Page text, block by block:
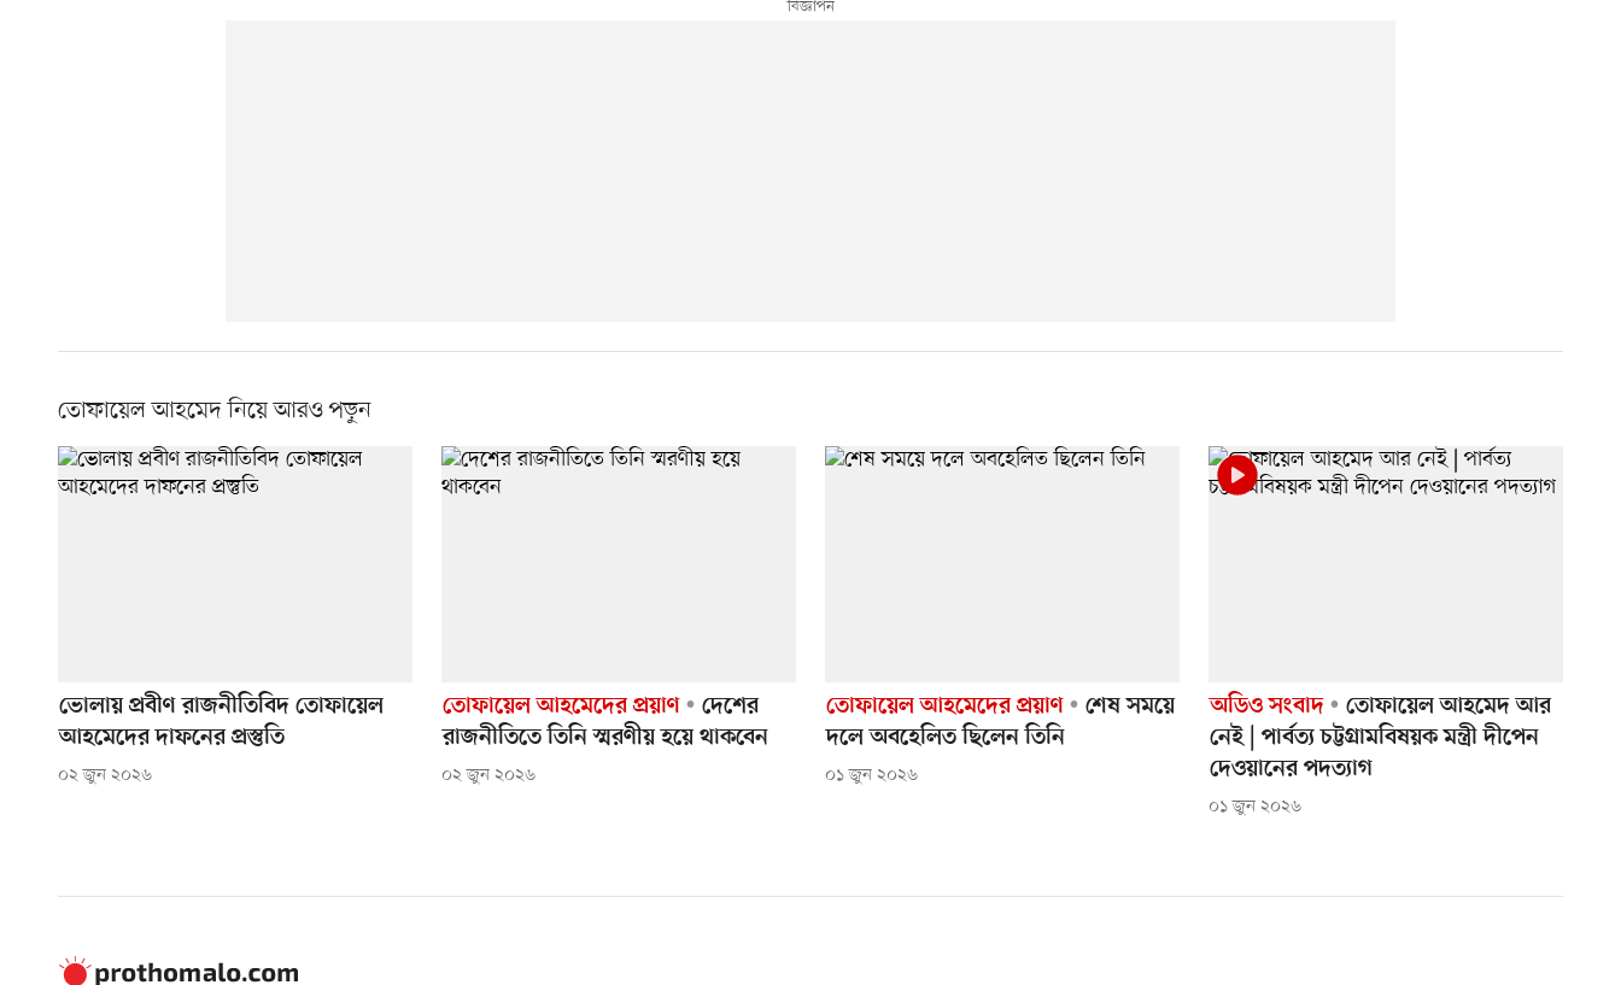
তোফায়েল আহমেদ নিয়ে আরও পড়ুন
ভোলায় প্রবীণ রাজনীতিবিদ তোফায়েল
আহমেদের দাফনের প্রস্তুতি
০২ জুন ২০২৬
তোফায়েল আহমেদের প্রয়াণ
দেশের
রাজনীতিতে তিনি স্মরণীয় হয়ে থাকবেন
০২ জুন ২০২৬
তোফায়েল আহমেদের প্রয়াণ
শেষ সময়ে
দলে অবহেলিত ছিলেন তিনি
০১ জুন ২০২৬
অডিও সংবাদ
তোফায়েল আহমেদ আর
নেই | পার্বত্য চট্টগ্রামবিষয়ক মন্ত্রী দীপেন
দেওয়ানের পদত্যাগ
০১ জুন ২০২৬